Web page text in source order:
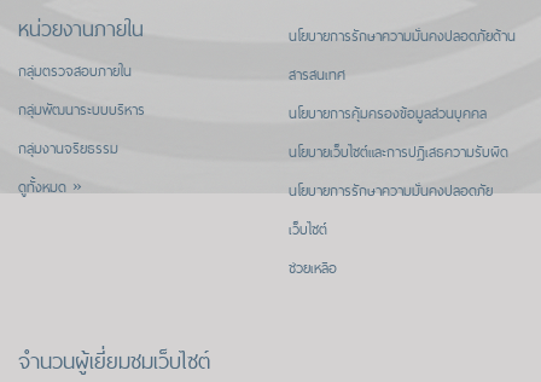
หน่วยงานภายใน
กลุ่มตรวจสอบภายใน
กลุ่มพัฒนาระบบบริหาร
กลุ่มงานจริยธรรม
ดูทั้งหมด »
นโยบายการรักษาความมั่นคงปลอดภัยด้าน
สารสนเทศ
นโยบายการคุ้มครองข้อมูลส่วนบุคคล
นโยบายเว็บไซต์และการปฏิเสธความรับผิด
นโยบายการรักษาความมั่นคงปลอดภัย
เว็บไซต์
ช่วยเหลือ
จำนวนผู้เยี่ยมชมเว็บไซต์